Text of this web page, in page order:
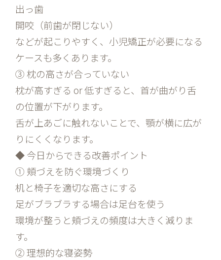
出っ歯
開咬（前歯が閉じない）
などが起こりやすく、小児矯正が必要になる
ケースも多くあります。
③ 枕の高さが合っていない
枕が高すぎる or 低すぎると、首が曲がり舌
の位置が下がります。
舌が上あごに触れないことで、顎が横に広が
りにくくなります。
◆ 今日からできる改善ポイント
① 頬づえを防ぐ環境づくり
机と椅子を適切な高さにする
足がブラブラする場合は足台を使う
環境が整うと頬づえの頻度は大きく減りま
す。
② 理想的な寝姿勢